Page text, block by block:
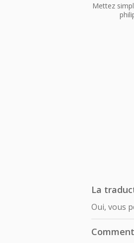
Mettez
La
Oui, vous